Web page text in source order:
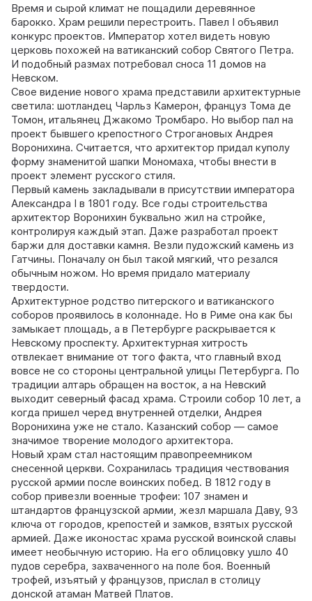
Время и сырой климат не пощадили деревянное
барокко. Храм решили перестроить. Павел I объявил
конкурс проектов. Император хотел видеть новую
церковь похожей на ватиканский собор Святого Петра.
И подобный размах потребовал сноса 11 домов на
Невском.
Свое видение нового храма представили архитектурные
светила: шотландец Чарльз Камерон, француз Тома де
Томон, итальянец Джакомо Тромбаро. Но выбор пал на
проект бывшего крепостного Строгановых Андрея
Воронихина. Считается, что архитектор придал куполу
форму знаменитой шапки Мономаха, чтобы внести в
проект элемент русского стиля.
Первый камень закладывали в присутствии императора
Александра I в 1801 году. Все годы строительства
архитектор Воронихин буквально жил на стройке,
контролируя каждый этап. Даже разработал проект
баржи для доставки камня. Везли пудожский камень из
Гатчины. Поначалу он был такой мягкий, что резался
обычным ножом. Но время придало материалу
твердости.
Архитектурное родство питерского и ватиканского
соборов проявилось в колоннаде. Но в Риме она как бы
замыкает площадь, а в Петербурге раскрывается к
Невскому проспекту. Архитектурная хитрость
отвлекает внимание от того факта, что главный вход
вовсе не со стороны центральной улицы Петербурга. По
традиции алтарь обращен на восток, а на Невский
выходит северный фасад храма. Строили собор 10 лет, а
когда пришел черед внутренней отделки, Андрея
Воронихина уже не стало. Казанский собор — самое
значимое творение молодого архитектора.
Новый храм стал настоящим правопреемником
снесенной церкви. Сохранилась традиция чествования
русской армии после воинских побед. В 1812 году в
собор привезли военные трофеи: 107 знамен и
штандартов французской армии, жезл маршала Даву, 93
ключа от городов, крепостей и замков, взятых русской
армией. Даже иконостас храма русской воинской славы
имеет необычную историю. На его облицовку ушло 40
пудов серебра, захваченного на поле боя. Военный
трофей, изъятый у французов, прислал в столицу
донской атаман Матвей Платов.